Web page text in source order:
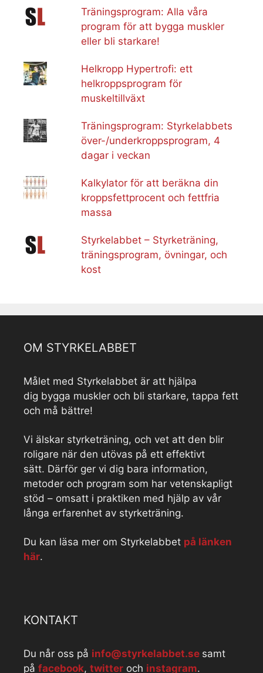
Träningsprogram: Alla våra
program för att bygga muskler
eller bli starkare!
Helkropp Hypertrofi: ett
helkroppsprogram för
muskeltillväxt
Träningsprogram: Styrkelabbets
över-/underkroppsprogram, 4
dagar i veckan
Kalkylator för att beräkna din
kroppsfettprocent och fettfria
massa
Styrkelabbet – Styrketräning,
träningsprogram, övningar, och
kost
OM STYRKELABBET
Målet med Styrkelabbet är att hjälpa
dig bygga muskler och bli starkare, tappa fett
och må bättre!
Vi älskar styrketräning, och vet att den blir
roligare när den utövas på ett effektivt
sätt. Därför ger vi dig bara information,
metoder och program som har vetenskapligt
stöd – omsatt i praktiken med hjälp av vår
långa erfarenhet av styrketräning.
Du kan läsa mer om Styrkelabbet på länken
här.
KONTAKT
Du når oss på info@styrkelabbet.se samt
på facebook, twitter och instagram.